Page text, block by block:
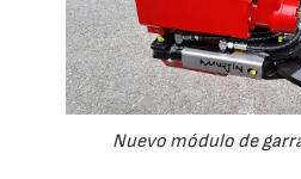
Nuevo módulo de